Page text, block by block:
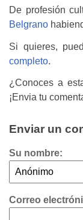
De profesión
Belgrano
Si quieres,
completo.
¿Conoces a
¡Envia tu
Enviar un
Su nombre:
Correo